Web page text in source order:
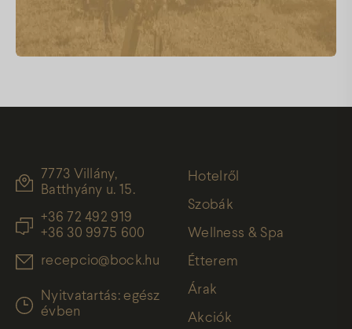
7773 Villány,
Batthyány u. 15.
+36 72 492 919
+36 30 9975 600
recepcio@bock.hu
Nyitvatartás: egész
évben
Hotelről
Szobák
Wellness & Spa
Étterem
Árak
Akciók